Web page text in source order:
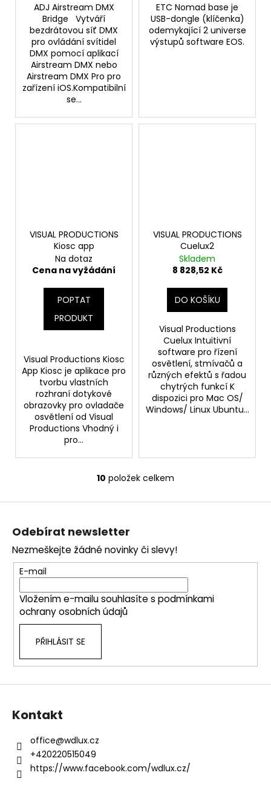
ADJ Airstream DMX
Bridge Vytváří
bezdrátovou síť DMX
pro ovládání svítidel
DMX pomocí aplikací
Airstream DMX nebo
Airstream DMX Pro pro
zařízení iOS.Kompatibilní
se...
ETC Nomad base je
USB-dongle (klíčenka)
odemykající 2 universe
výstupů software EOS.
VISUAL PRODUCTIONS
Kiosc app
Na dotaz
Cena na vyžádání
POPTAT
PRODUKT
Visual Productions Kiosc
App Kiosc je aplikace pro
tvorbu vlastních
rozhraní dotykové
obrazovky pro ovladače
osvětlení od Visual
Productions Vhodný i
pro...
VISUAL PRODUCTIONS
Cuelux2
Skladem
8 828,52 Kč
DO KOŠÍKU
Visual Productions
Cuelux Intuitivní
software pro řízení
osvětlení, stmívačů a
různých efektů s řadou
chytrých funkcí K
dispozici pro Mac OS/
Windows/ Linux Ubuntu...
O
v
a
c
í
p
r
ý
p
10 položek celkem
Odebírat newsletter
Nezmeškejte žádné novinky či slevy!
E-mail
Vložením e-mailu souhlasíte s podmínkami
ochrany osobních údajů
PŘIHLÁSIT SE
Kontakt
office@wdlux.cz
+420220515049
https://www.facebook.com/wdlux.cz/